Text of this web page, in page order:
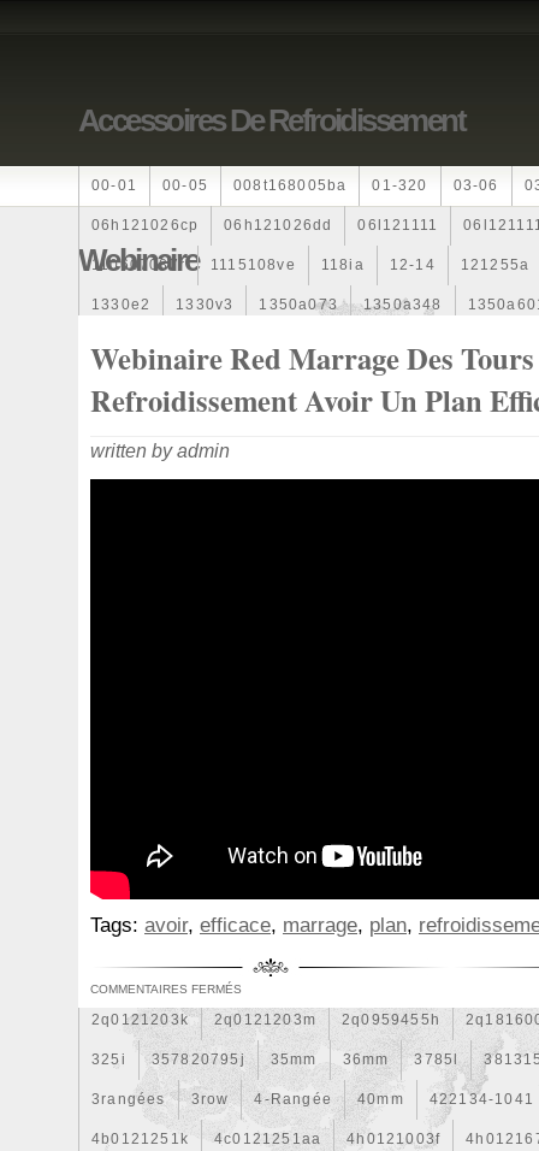
Accessoires De Refroidissement
00-01 00-05 008t168005ba 01-320 03-06
06h121026cp 06h121026dd 06l121111
110607087r 1115108ve 118ia 12-14 121255a
1330e2 1330v3 1350a073 1350a348
1985-1987
220928kh13a0000038 220v 252kw
253103e710 253103k750 25310a4050
253802y000 25380a4500
272105fw0a
2q0121203k 2q0121203m 2q0959455h
325i 357820795j 35mm 36mm 3785l
3rangées 3row 4-Rangée 40mm 422134-1041
4b0121251k 4c0121251aa 4h0121003f
Webinaire
Webinaire Red Marrage Des
Refroidissement Avoir Un Plan
written by admin
Tags: avoir, efficace, marrage, plan,
COMMENTAIRES FERMÉS